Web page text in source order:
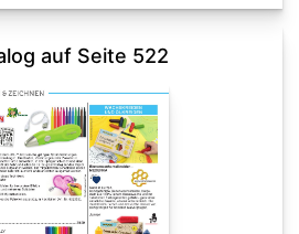
auf Seite 522